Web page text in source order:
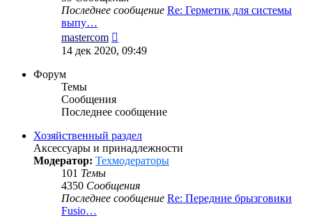
Последнее сообщение Re: Герметик для системы
выпу…
mastercom
к
14 дек 2020, 09:49
Форум
Темы
Сообщения
Последнее сообщение
Хозяйственный раздел
Аксессуары и принадлежности
Модератор: Техмодераторы
101 Темы
4350 Сообщения
Последнее сообщение Re: Передние брызговики
Fusio…